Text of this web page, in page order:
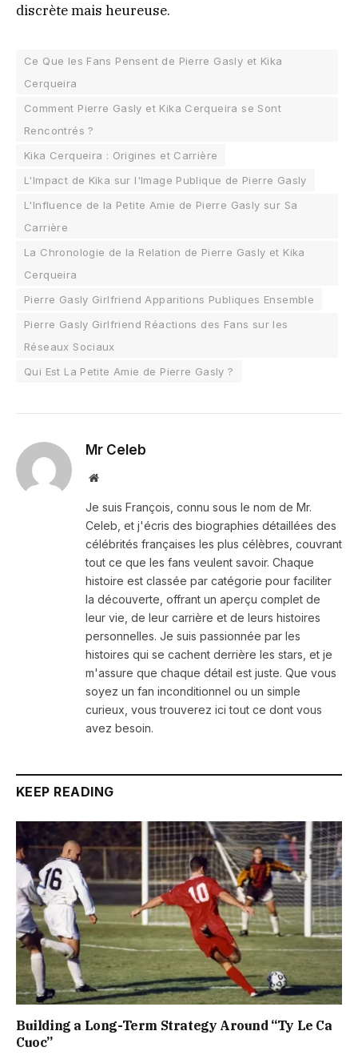
discrète mais heureuse.
Ce Que les Fans Pensent de Pierre Gasly et Kika
Cerqueira
Comment Pierre Gasly et Kika Cerqueira se Sont
Rencontrés ?
Kika Cerqueira : Origines et Carrière
L'Impact de Kika sur l'Image Publique de Pierre Gasly
L'Influence de la Petite Amie de Pierre Gasly sur Sa
Carrière
La Chronologie de la Relation de Pierre Gasly et Kika
Cerqueira
Pierre Gasly Girlfriend Apparitions Publiques Ensemble
Pierre Gasly Girlfriend Réactions des Fans sur les
Réseaux Sociaux
Qui Est La Petite Amie de Pierre Gasly ?
Mr Celeb
Website
Je suis François, connu sous le nom de Mr.
Celeb, et j'écris des biographies détaillées des
célébrités françaises les plus célèbres, couvrant
tout ce que les fans veulent savoir. Chaque
histoire est classée par catégorie pour faciliter
la découverte, offrant un aperçu complet de
leur vie, de leur carrière et de leurs histoires
personnelles. Je suis passionnée par les
histoires qui se cachent derrière les stars, et je
m'assure que chaque détail est juste. Que vous
soyez un fan inconditionnel ou un simple
curieux, vous trouverez ici tout ce dont vous
avez besoin.
KEEP READING
Building a Long-Term Strategy Around “Ty Le Ca
Cuoc”